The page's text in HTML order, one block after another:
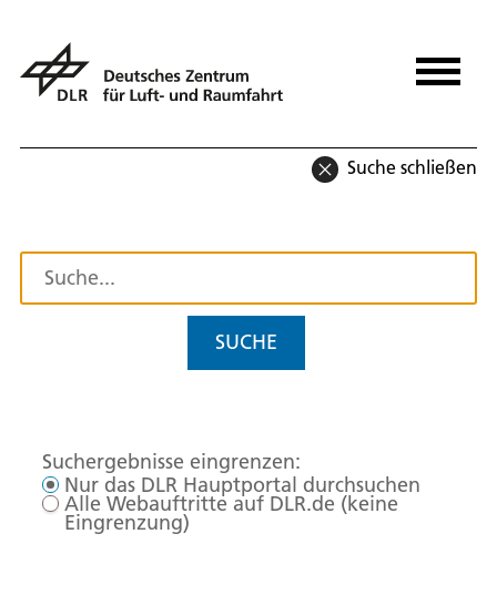
Suche schließen
SUCHE
Suchergebnisse eingrenzen:
Nur das DLR Hauptportal durchsuchen
Alle Webauftritte auf DLR.de (keine
Eingrenzung)